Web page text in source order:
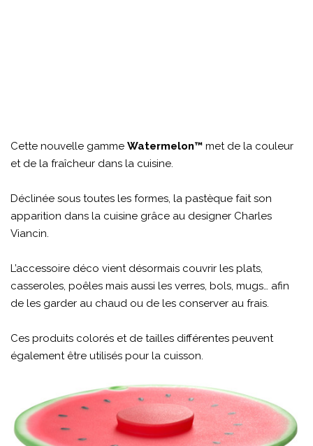
Cette nouvelle gamme Watermelon™ met de la couleur
et de la fraîcheur dans la cuisine.
Déclinée sous toutes les formes, la pastèque fait son
apparition dans la cuisine grâce au designer Charles
Viancin.
L’accessoire déco vient désormais couvrir les plats,
casseroles, poêles mais aussi les verres, bols, mugs… afin
de les garder au chaud ou de les conserver au frais.
Ces produits colorés et de tailles différentes peuvent
également être utilisés pour la cuisson.